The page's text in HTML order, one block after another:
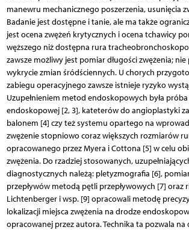
manewru mechanicznego poszerzenia, usunięcia
Badanie jest dostępne i tanie, ale ma także
jest ocena zwężeń krytycznych i ocena tchawicy
węższego niż dostępna rura
zawsze możliwy jest pomiar długości zwężenia;
wykrycie zmian śródściennych. U chorych
zabiegu operacyjnego zawsze istnieje ryzyko
Uzupełnieniem metod endoskopowych była
endoskopowej [2, 3], kateterów do angioplastyki
balonem [4] czy też systemu opartego na
zwężenie stopniowo coraz większych rozmiarów
opracowanego przez Myera i Cottona [5] w celu
zwężenia. Do rzadziej stosowanych,
diagnostycznych należą: pletyzmografia [6],
przepływów metodą pętli przepływowych [7] oraz
Lichtenberger i wsp. [9] opracowali metodę
lokalizacji miejsca zwężenia na drodze
opracowanej przez autora. Technika ta pozwala na